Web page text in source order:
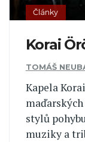
Články
Korai
TOMÁŠ
Kapela
stylů
muziky a